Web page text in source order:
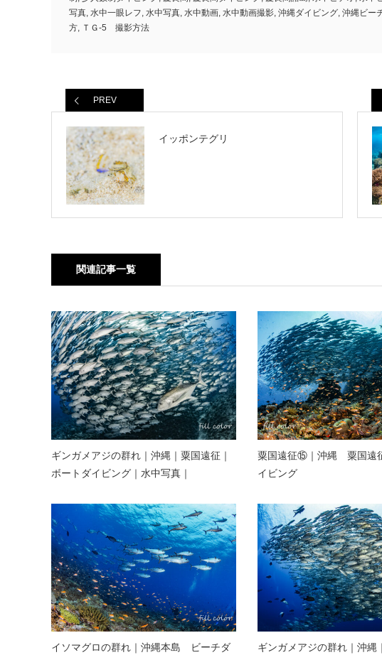
写真, 水中一眼レフ, 水中写真, 水中動画, 水中動画撮影, 沖縄ダイビング, 沖縄ビー
方, ＴＧ-5 撮影方法
PREV
イッポンテグリ
関連記事一覧
ギンガメアジの群れ｜沖縄｜粟国遠征｜
ボートダイビング｜水中写真｜
粟国遠征⑮｜沖縄 粟国遠
イビング
イソマグロの群れ｜沖縄本島 ビーチダ
ギンガメアジの群れ｜沖縄